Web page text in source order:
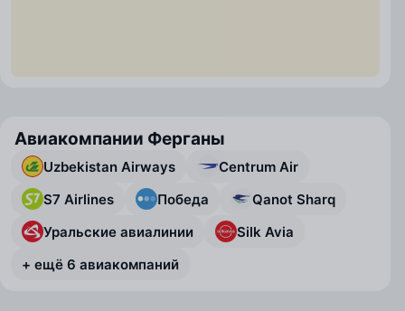
Авиакомпании Ферганы
Uzbekistan Airways
Centrum Air
S7 Airlines
Победа
Qanot Sharq
Уральские авиалинии
Silk Avia
+ ещё 6 авиакомпаний